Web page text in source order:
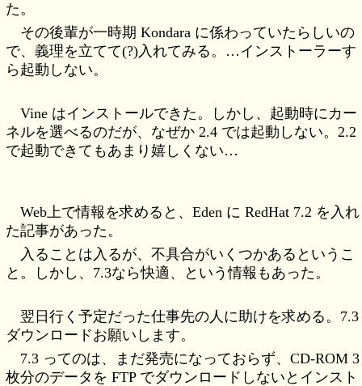
た。
その後輩が一時期 Kondara に係わっていたらしいの
で、義理を立てて(?)入れてみる。…インストーラーす
ら起動しない。
Vine はインストールできた。しかし、起動時にカー
ネルを選べるのだが、なぜか 2.4 では起動しない。2.2
で起動できてもあまり嬉しくない…
Web上で情報を求めると、Eden に RedHat 7.2 を入れ
た記事があった。
入ることは入るが、不具合がいくつかあるというこ
と。しかし、7.3なら快適、という情報もあった。
翌日行く予定だった仕事先の人に助けを求める。7.3
ダウンロードお願いします。
7.3 ってのは、まだ発売になっておらず、CD-ROM 3
枚分のデータを FTP でダウンロードしないとインスト